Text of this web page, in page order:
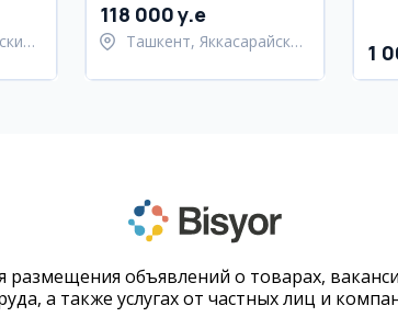
118 000 y.e
Ташкент, Яккасарайский
1
размещения объявлений о товарах,
а также услугах от частных лиц и